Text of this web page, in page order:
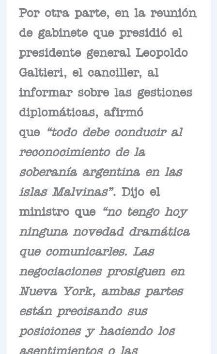
Por otra parte, en la reunión
de gabinete que presidió el
presidente general Leopoldo
Galtieri, el canciller, al
informar sobre las gestiones
diplomáticas, afirmó
que “todo debe conducir al
reconocimiento de la
soberanía argentina en las
islas Malvinas”. Dijo el
ministro que “no tengo hoy
ninguna novedad dramática
que comunicarles. Las
negociaciones prosiguen en
Nueva York, ambas partes
están precisando sus
posiciones y haciendo los
asentimientos o las